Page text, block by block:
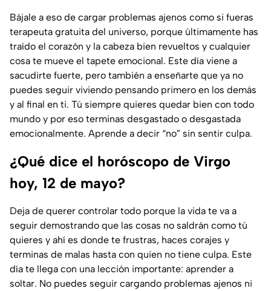
Bájale a eso de cargar problemas ajenos como si fueras
terapeuta gratuita del universo, porque últimamente has
traído el corazón y la cabeza bien revueltos y cualquier
cosa te mueve el tapete emocional. Este día viene a
sacudirte fuerte, pero también a enseñarte que ya no
puedes seguir viviendo pensando primero en los demás
y al final en ti. Tú siempre quieres quedar bien con todo
mundo y por eso terminas desgastado o desgastada
emocionalmente. Aprende a decir “no” sin sentir culpa.
¿Qué dice el horóscopo de Virgo
hoy, 12 de mayo?
Deja de querer controlar todo porque la vida te va a
seguir demostrando que las cosas no saldrán como tú
quieres y ahí es donde te frustras, haces corajes y
terminas de malas hasta con quien no tiene culpa. Este
día te llega con una lección importante: aprender a
soltar. No puedes seguir cargando problemas ajenos ni